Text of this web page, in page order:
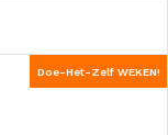
Doe-Het-Zelf WEKEN!